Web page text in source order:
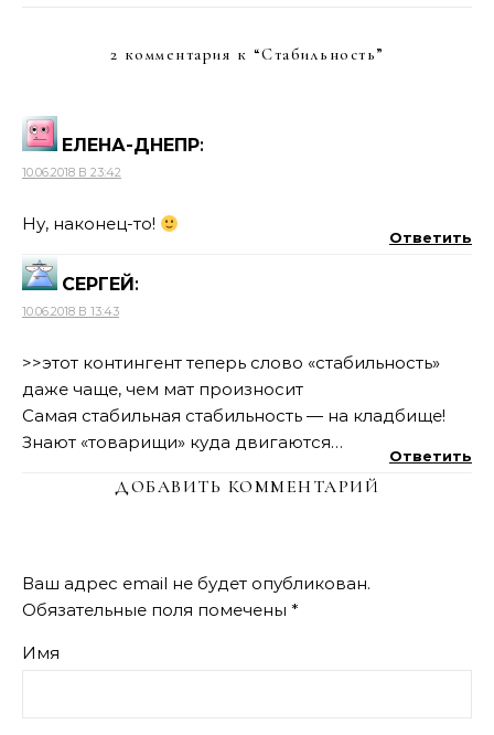
2 комментария к “Стабильность”
ЕЛЕНА-ДНЕПР:
10.06.2018 В 23:42
Ну, наконец-то!
Ответить
СЕРГЕЙ:
10.06.2018 В 13:43
>>этот контингент теперь слово «стабильность»
даже чаще, чем мат произносит
Самая стабильная стабильность — на кладбище!
Знают «товарищи» куда двигаются…
Ответить
ДОБАВИТЬ КОММЕНТАРИЙ
Ваш адрес email не будет опубликован.
Обязательные поля помечены *
Имя